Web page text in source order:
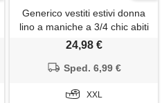
Generico vestiti estivi donna
lino a maniche a 3/4 chic abiti
vacanza comodo taglie forti
abito da spiaggia tinta unita
mare spiaggia vacanza s-3xl
24,98 €
Sped. 6,99 €
XXL